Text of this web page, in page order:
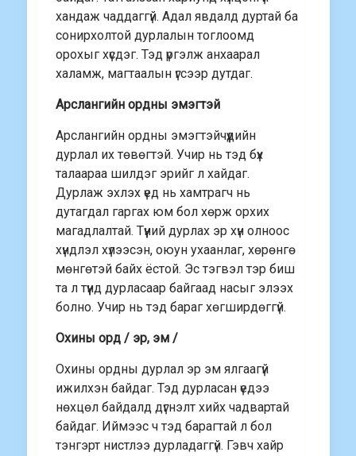
хандаж чаддаггүй. Адал явдалд дуртай ба
сонирхолтой дурлалын тоглоомд
орохыг хүсдэг. Тэд үргэлж анхаарал
халамж, магтаалын үгсээр дутдаг.
Арслангийн ордны эмэгтэй
Арслангийн ордны эмэгтэйчүүдийн
дурлал их төвөгтэй. Учир нь тэд бүх
талаараа шилдэг эрийг л хайдаг.
Дурлаж эхлэх үед нь хамтрагч нь
дутагдал гаргах юм бол хөрж орхих
магадлалтай. Түүний дурлах эр хүн олноос
хүндлэл хүлээсэн, оюун ухаанлаг, хөрөнгө
мөнгөтэй байх ёстой. Эс тэгвэл тэр биш
та л түүнд дурласаар байгаад насыг элээх
болно. Учир нь тэд бараг хөгширдөггүй.
Охины орд / эр, эм /
Охины ордны дурлал эр эм ялгаагүй
ижилхэн байдаг. Тэд дурласан үедээ
нөхцөл байдалд дүгнэлт хийх чадвартай
байдаг. Иймээс ч тэд барагтай л бол
тэнгэрт нистлээ дурладаггүй. Гэвч хайр